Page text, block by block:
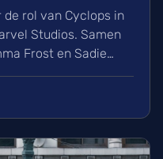
de rol van Cyclops in
Studios. Samen
Frost en Sadie
nieuwe
kijken uit naar